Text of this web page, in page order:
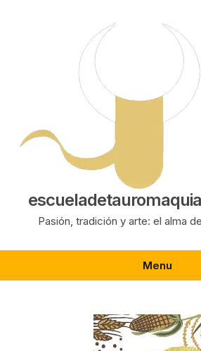
Pasión, tradición y arte: el alma
Menu